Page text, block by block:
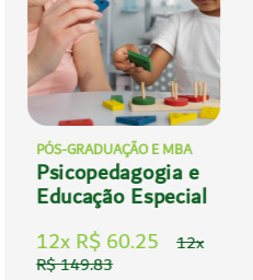
PÓS-GRADUAÇÃO E MBA
Psicopedagogia e
Educação Especial
12x R$ 60.25
12x
R$ 149.83